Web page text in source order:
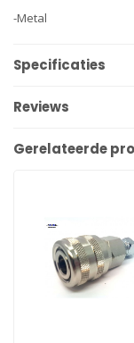
-Metal
Specificaties
Reviews
Gerelateerde